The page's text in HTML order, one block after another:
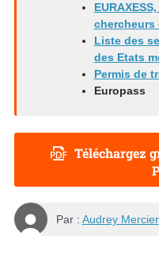
chercheurs
Liste des
des Etats
Permis de
Europass
Téléchargez
Par : Audrey Mercier